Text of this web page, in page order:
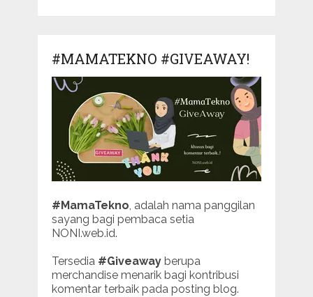
#MAMATEKNO #GIVEAWAY!
#MamaTekno, adalah nama panggilan
sayang bagi pembaca setia
NONI.web.id.
Tersedia #Giveawayberupa
merchandise menarik bagi kontribusi
komentar terbaik pada posting blog.